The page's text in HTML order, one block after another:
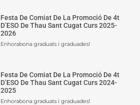
Festa De Comiat De La Promoció De 4t
D’ESO De Thau Sant Cugat Curs 2025-
2026
Enhorabona graduats i graduades!
Festa De Comiat De La Promoció De 4t
D’ESO De Thau Sant Cugat Curs 2024-
2025
Enhorabona graduats i graduades!